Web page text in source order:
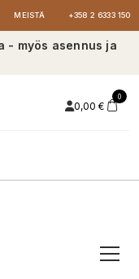
MEISTÄ +358 2 6333 150
- myös asennus ja
0,00 €
0